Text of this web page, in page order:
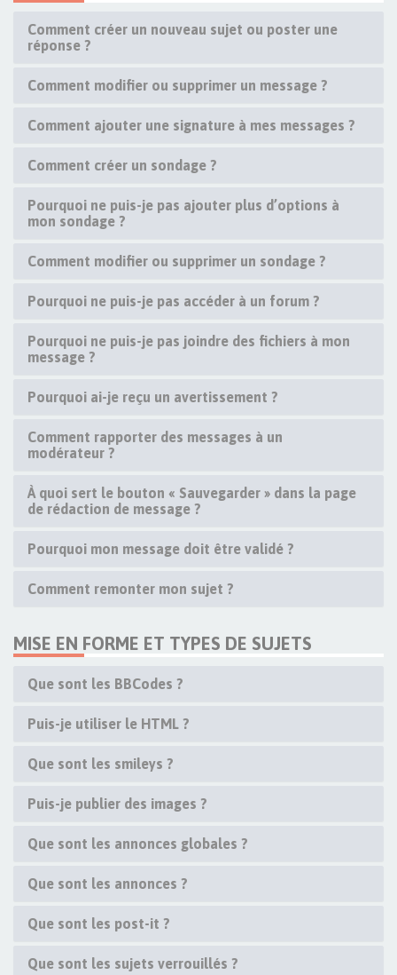
Comment créer un nouveau sujet ou poster une
réponse ?
Comment modifier ou supprimer un message ?
Comment ajouter une signature à mes messages ?
Comment créer un sondage ?
Pourquoi ne puis-je pas ajouter plus d’options à
mon sondage ?
Comment modifier ou supprimer un sondage ?
Pourquoi ne puis-je pas accéder à un forum ?
Pourquoi ne puis-je pas joindre des fichiers à mon
message ?
Pourquoi ai-je reçu un avertissement ?
Comment rapporter des messages à un
modérateur ?
À quoi sert le bouton « Sauvegarder » dans la page
de rédaction de message ?
Pourquoi mon message doit être validé ?
Comment remonter mon sujet ?
MISE EN FORME ET TYPES DE SUJETS
Que sont les BBCodes ?
Puis-je utiliser le HTML ?
Que sont les smileys ?
Puis-je publier des images ?
Que sont les annonces globales ?
Que sont les annonces ?
Que sont les post-it ?
Que sont les sujets verrouillés ?